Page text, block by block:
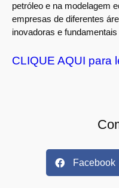
petróleo e na modelagem
empresas de diferentes
inovadoras e
CLIQUE AQUI para
Facebook